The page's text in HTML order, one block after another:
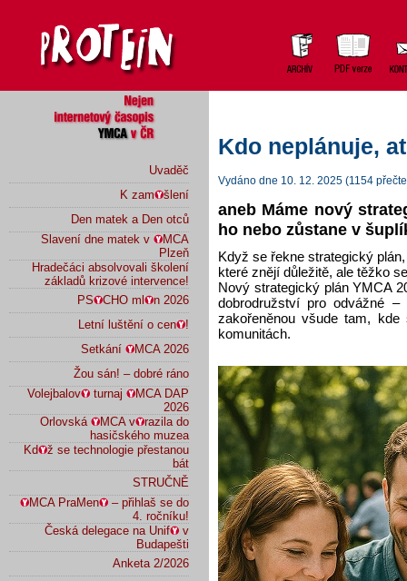
Uvaděč
K zam
šlení
Den matek a Den otců
Slavení dne matek v
MCA
Plzeň
Hradečáci absolvovali školení
základů krizové intervence!
PS
CHO ml
n 2026
Letní luštění o cen
!
Setkání
MCA 2026
Žou sán! – dobré ráno
Volejbalov
turnaj
MCA DAP
2026
Orlovská
MCA v
razila do
hasičského muzea
Kd
ž se technologie přestanou
bát
STRUČNĚ
MCA PraMen
– přihlaš se do
4. ročníku!
Česká delegace na Unif
v
Budapešti
Anketa 2/2026
Kdo neplánuje,
Vydáno dne 10. 12. 2025 (1154
aneb Máme nový
ho nebo zůstane v
Když se řekne strategický
které znějí důležitě, ale těžko
Nový strategický plán YMCA
dobrodružství pro odvážné
zakořeněnou všude tam,
komunitách.